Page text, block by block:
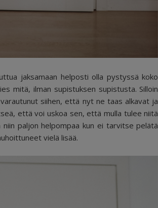
jaksamaan helposti olla pystyssä koko
mitä, ilman supistuksen supistusta. Silloin
siihen, että nyt ne taas alkavat ja
että voi uskoa sen, että mulla tulee niitä
paljon helpompaa kun ei tarvitse pelätä
vielä lisää.